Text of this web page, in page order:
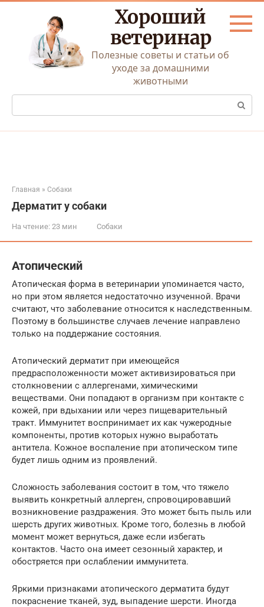
Перейти
Хороший
ветеринар
Полезные советы и статьи об
уходе за домашними
животными
Поиск:
Главная » Собаки
Дерматит у собаки
На чтение: 23 мин Собаки
Атопический
Атопическая форма в ветеринарии упоминается часто,
но при этом является недостаточно изученной. Врачи
считают, что заболевание относится к наследственным.
Поэтому в большинстве случаев лечение направлено
только на поддержание состояния.
Атопический дерматит при имеющейся
предрасположенности может активизироваться при
столкновении с аллергенами, химическими
веществами. Они попадают в организм при контакте с
кожей, при вдыхании или через пищеварительный
тракт. Иммунитет воспринимает их как чужеродные
компоненты, против которых нужно выработать
антитела. Кожное воспаление при атопическом типе
будет лишь одним из проявлений.
Сложность заболевания состоит в том, что тяжело
выявить конкретный аллерген, спровоцировавший
возникновение раздражения. Это может быть пыль или
шерсть других животных. Кроме того, болезнь в любой
момент может вернуться, даже если избегать
контактов. Часто она имеет сезонный характер, и
обостряется при ослаблении иммунитета.
Яркими признаками атопического дерматита будут
покраснение тканей, зуд, выпадение шерсти. Иногда